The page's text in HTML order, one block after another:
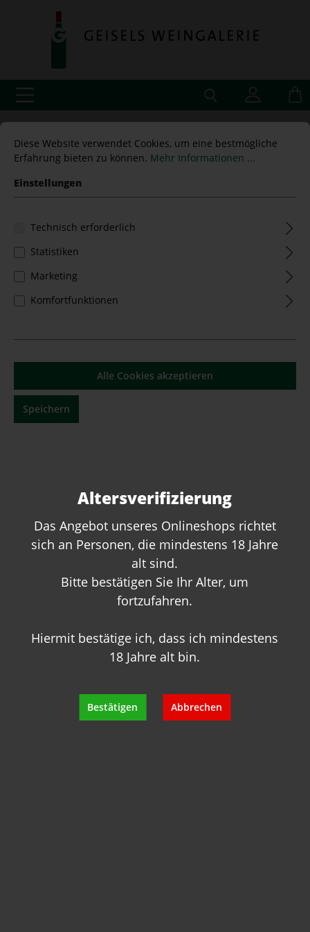
Altersverifizierung
Das Angebot unseres Onlineshops richtet
sich an Personen, die mindestens 18 Jahre
alt sind.
Bitte bestätigen Sie Ihr Alter, um
fortzufahren.
Hiermit bestätige ich, dass ich mindestens
18 Jahre alt bin.
Bestätigen Abbrechen
Rotwein Frankreich Rot Bordeaux Graves
Inhalt:0.375 Liter(264,00 €* / 1 Liter)
99,00 €*
Diese Website verwendet Cookies, um eine bestmögliche
Erfahrung bieten zu können. Mehr Informationen ...
Einstellungen
Technisch erforderlich
Statistiken
Marketing
Komfortfunktionen
Alle Cookies akzeptieren
Speichern